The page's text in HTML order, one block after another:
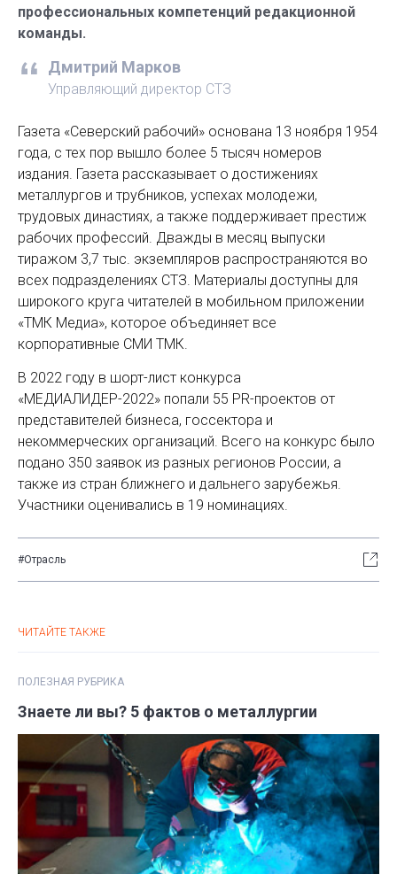
профессиональных компетенций редакционной
команды.
Дмитрий Марков
Управляющий директор СТЗ
Газета «Северский рабочий» основана 13 ноября 1954
года, с тех пор вышло более 5 тысяч номеров
издания. Газета рассказывает о достижениях
металлургов и трубников, успехах молодежи,
трудовых династиях, а также поддерживает престиж
рабочих профессий. Дважды в месяц выпуски
тиражом 3,7 тыс. экземпляров распространяются во
всех подразделениях СТЗ. Материалы доступны для
широкого круга читателей в мобильном приложении
«ТМК Медиа», которое объединяет все
корпоративные СМИ ТМК.
В 2022 году в шорт-лист конкурса
«МЕДИАЛИДЕР-2022» попали 55 PR-проектов от
представителей бизнеса, госсектора и
некоммерческих организаций. Всего на конкурс было
подано 350 заявок из разных регионов России, а
также из стран ближнего и дальнего зарубежья.
Участники оценивались в 19 номинациях.
#Отрасль
ЧИТАЙТЕ ТАКЖЕ
ПОЛЕЗНАЯ РУБРИКА
Знаете ли вы? 5 фактов о металлургии